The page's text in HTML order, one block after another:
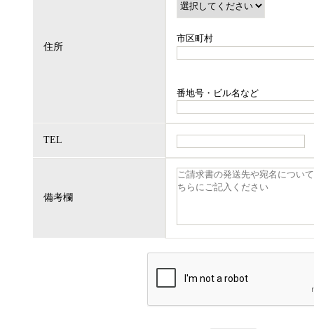
住所
市区町村
番地号・ビル名など
TEL
備考欄